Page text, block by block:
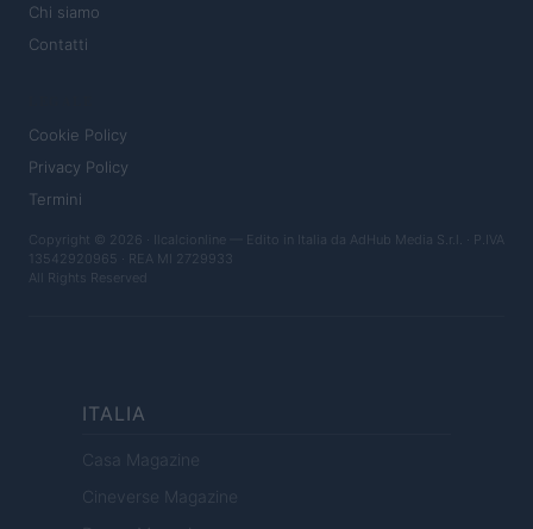
Chi siamo
Contatti
Cookie Policy
Privacy Policy
Termini
Copyright © 2026 · Ilcalcionline — Edito in Italia da AdHub Media S.r.l. · P.IVA
13542920965 · REA MI 2729933
All Rights Reserved
ITALIA
Casa Magazine
Cineverse Magazine